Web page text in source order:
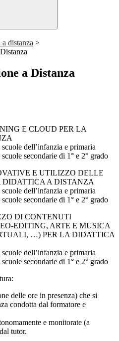
distanza >
a Distanza
E CLOUD PER LA
dell’infanzia e primaria
secondarie di 1° e 2° grado
E UTILIZZO DELLE
A DISTANZA
dell’infanzia e primaria
secondarie di 1° e 2° grado
DI CONTENUTI
EDITING, ARTE E MUSICA
…) PER LA DIDATTICA
dell’infanzia e primaria
secondarie di 1° e 2° grado
delle ore in presenza) che si
condotta dal formatore e
e monitorate (a
tutor.